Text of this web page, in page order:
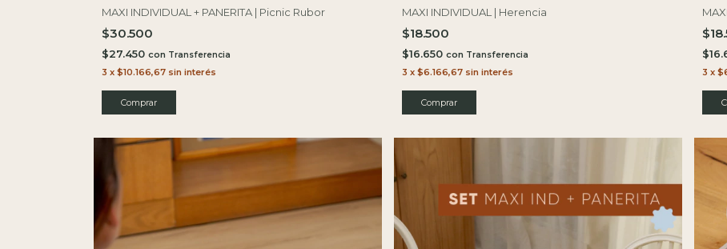
MAXI INDIVIDUAL + PANERITA | Picnic Rubor
$30.500
$27.450 con
3 x $10.166,67 sin interés
MAXI INDIVIDUAL | Herencia
$18.500
$16.650 con
3 x $6.166,67 sin interés
3 x